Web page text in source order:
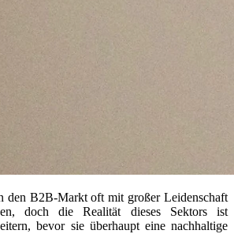
den B2B-Markt oft mit großer Leidenschaft
doch die Realität dieses Sektors ist
bevor sie überhaupt eine nachhaltige